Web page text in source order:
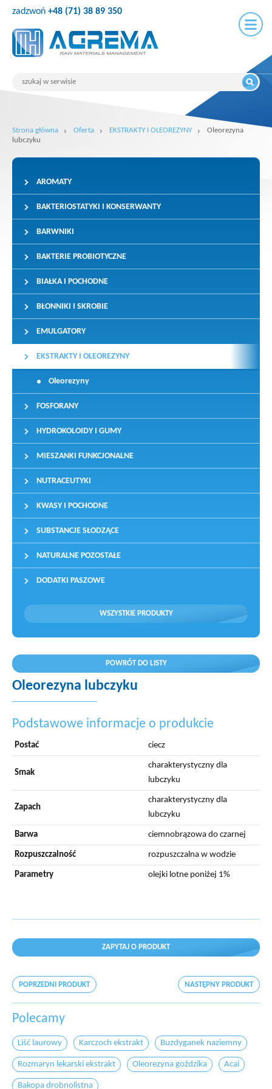
zadzwoń +48 (71) 38 89 350
Strona główna Oferta EKSTRAKTY I OLEOREZYNY
Oleorezyna
lubczyku
AROMATY
BAKTERIOSTATYKI I KONSERWANTY
BARWNIKI
BAKTERIE PROBIOTYCZNE
BIAŁKA I POCHODNE
BŁONNIKI I SKROBIE
EMULGATORY
EKSTRAKTY I OLEOREZYNY
Oleorezyny
FOSFORANY
HYDROKOLOIDY I GUMY
MIESZANKI FUNKCJONALNE
NUTRACEUTYKI
KWASY I POCHODNE
SUBSTANCJE SŁODZĄCE
NATURALNE POZOSTAŁE
DODATKI PASZOWE
WSZYSTKIE PRODUKTY
POWRÓT DO LISTY
Oleorezyna lubczyku
Podstawowe informacje o produkcie
Postać ciecz
Smak
charakterystyczny dla
lubczyku
Zapach
charakterystyczny dla
lubczyku
Barwa ciemnobrązowa do czarnej
Rozpuszczalność rozpuszczalna w wodzie
Parametry olejki lotne poniżej 1%
ZAPYTAJ O PRODUKT
POPRZEDNI PRODUKT NASTĘPNY PRODUKT
Polecamy
Liść laurowy Karczoch ekstrakt Buzdyganek naziemny
Rozmaryn lekarski ekstrakt Oleorezyna goździka Acai
Bakopa drobnolistna